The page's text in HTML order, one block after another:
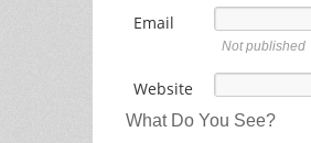
Email
Not published
Website
What Do You See?